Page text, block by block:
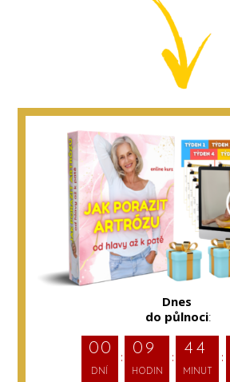
Dnes
do půlnoci:
00
DNÍ
0 9
HODIN
4 4
MINUT